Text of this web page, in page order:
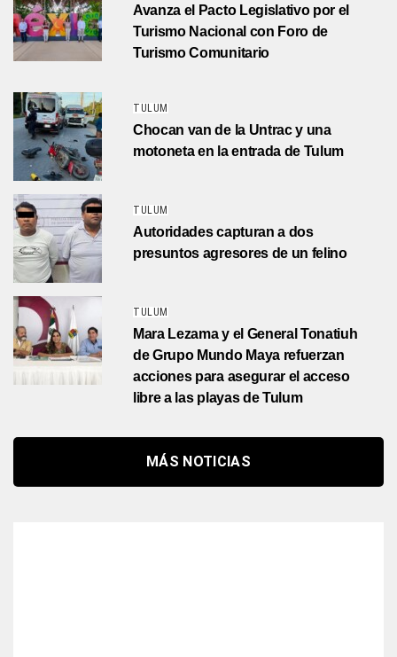
Avanza el Pacto Legislativo por el
Turismo Nacional con Foro de
Turismo Comunitario
TULUM
Chocan van de la Untrac y una
motoneta en la entrada de Tulum
TULUM
Autoridades capturan a dos
presuntos agresores de un felino
TULUM
Mara Lezama y el General Tonatiuh
de Grupo Mundo Maya refuerzan
acciones para asegurar el acceso
libre a las playas de Tulum
MÁS NOTICIAS